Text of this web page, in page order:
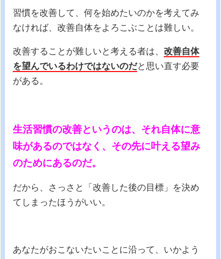
習慣を改善して、何を始めたいのかを考えてみ
なければ、改善自体をよろこぶことは難しい。
改善することが難しいと考える者は、改善自体
を望んでいるわけではないのだと思い直す必要
がある。
生活習慣の改善というのは、それ自体に意
味があるのではなく、その先に叶える望み
のためにあるのだ。
だから、さっさと「改善した後の目標」を決め
てしまったほうがいい。
あなたがおこないたいことに沿って、いかよう